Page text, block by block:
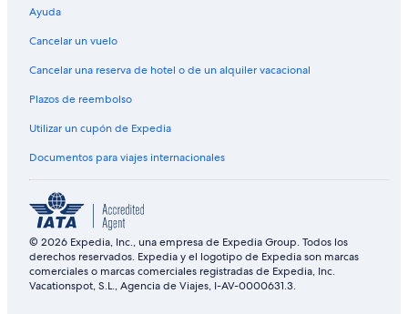
Ayuda
Cancelar un vuelo
Cancelar una reserva de hotel o de un alquiler vacacional
Plazos de reembolso
Utilizar un cupón de Expedia
Documentos para viajes internacionales
© 2026 Expedia, Inc., una empresa de Expedia Group. Todos los
derechos reservados. Expedia y el logotipo de Expedia son marcas
comerciales o marcas comerciales registradas de Expedia, Inc.
Vacationspot, S.L., Agencia de Viajes, I-AV-0000631.3.